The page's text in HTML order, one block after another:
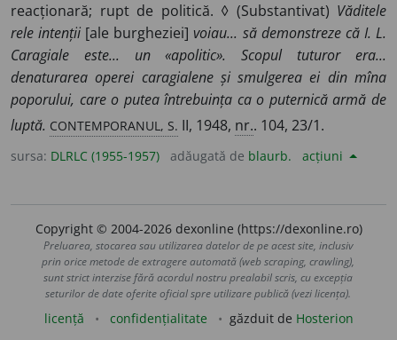
reacționară; rupt de politică. ◊ (Substantivat) Văditele
rele intenții [ale burgheziei]voiau... să demonstreze că I. L.
Caragiale este... un «apolitic». Scopul tuturor era...
denaturarea operei caragialene și smulgerea ei din mîna
poporului, care o putea întrebuința ca o puternică armă de
luptă. CONTEMPORANUL, S. II, 1948, nr.. 104, 23/1.
sursa: DLRLC (1955-1957) adăugată de blaurb. acțiuni
Copyright © 2004-2026 dexonline (https://dexonline.ro)
Preluarea, stocarea sau utilizarea datelor de pe acest site, inclusiv
prin orice metode de extragere automată (web scraping, crawling),
sunt strict interzise fără acordul nostru prealabil scris, cu excepția
seturilor de date oferite oficial spre utilizare publică (vezi licența).
licență confidențialitate găzduit de Hosterion